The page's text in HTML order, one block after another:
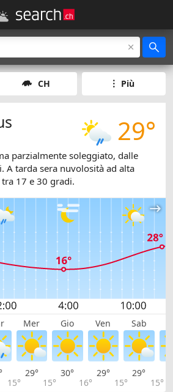
CH Più
29°
parzialmente soleggiato, dalle
A tarda sera nuvolosità ad alta
17 e 30 gradi.
Mer Gio Ven Sab
15°
29°
15°
30°
16°
29°
15°
29°
15°